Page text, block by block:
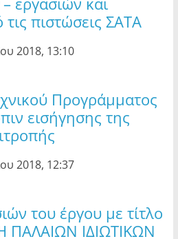
πιστώσεις ΣΑΤΑ
2018, 13:10
Προγράμματος
εισήγησης της
2018, 12:37
του έργου με τίτλο
ΠΑΛΑΙΩΝ ΙΔΙΩΤΙΚΩΝ